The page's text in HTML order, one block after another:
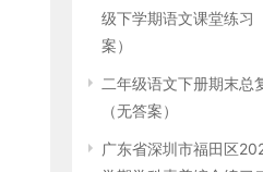
级下学期语文课堂练习
案）
二年级语文下册期末总
（无答案）
广东省深圳市福田区